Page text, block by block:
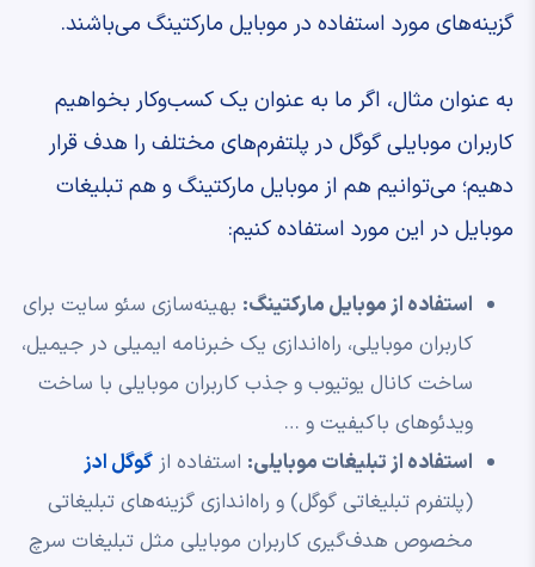
گزینه‌های مورد استفاده در موبایل مارکتینگ می‌باشند.
به عنوان مثال، اگر ما به عنوان یک کسب‌وکار بخواهیم
کاربران موبایلی گوگل در پلتفرم‌های مختلف را هدف قرار
دهیم؛ می‌توانیم هم از موبایل مارکتینگ و هم تبلیغات
موبایل در این مورد استفاده کنیم:
استفاده از موبایل مارکتینگ:بهینه‌سازی سئو سایت برای
کاربران موبایلی، راه‌اندازی یک خبرنامه ایمیلی در جیمیل،
ساخت کانال یوتیوب و جذب کاربران موبایلی با ساخت
ویدئوهای باکیفیت و …
استفاده از تبلیغات موبایلی:استفاده از گوگل ادز
(پلتفرم تبلیغاتی گوگل) و راه‌اندازی گزینه‌های تبلیغاتی
مخصوص هدف‌گیری کاربران موبایلی مثل تبلیغات سرچ